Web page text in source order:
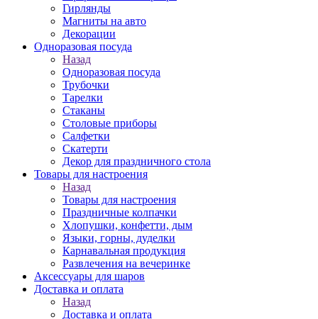
Гирлянды
Магниты на авто
Декорации
Одноразовая посуда
Назад
Одноразовая посуда
Трубочки
Тарелки
Стаканы
Столовые приборы
Салфетки
Скатерти
Декор для праздничного стола
Товары для настроения
Назад
Товары для настроения
Праздничные колпачки
Хлопушки, конфетти, дым
Языки, горны, дуделки
Карнавальная продукция
Развлечения на вечеринке
Аксессуары для шаров
Доставка и оплата
Назад
Доставка и оплата